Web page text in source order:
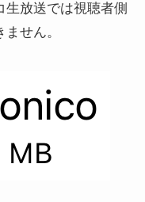
放送では視聴者側
せん。